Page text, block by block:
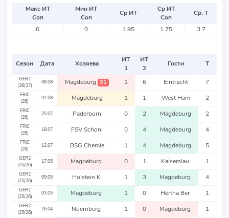
Макс ИТ
Соп
Мин ИТ
Соп
Ср ИТ
Ср ИТ
Соп
Ср. Т
6
0 1.95 1.75 3.7
Сезон Дата Хозяева
ИТ
1
ИТ
2
Гости Т
GER2
(26/27)
08.08 Magdeburg 31 1 6 Eintracht 7
FRIC
(26)
01.08 Magdeburg 1 1 West Ham 2
FRIC
(26)
25.07 Paderborn 0 2 Magdeburg 2
FRIC
(26)
18.07 FSV Schoni 0 4 Magdeburg 4
FRIC
(26)
12.07 BSG Chemie 1 4 Magdeburg 5
GER2
(25/26)
17.05 Magdeburg 0 1 Kaiserslau 1
GER2
(25/26)
09.05 Holstein K 1 3 Magdeburg 4
GER2
(25/26)
03.05 Magdeburg 1 0 Hertha Ber 1
GER2
(25/26)
26.04 Nuernberg 1 0 Magdeburg 1